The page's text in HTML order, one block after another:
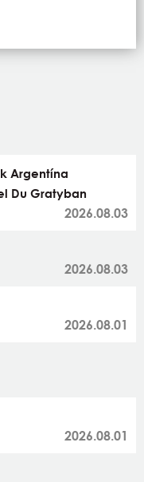
Argentína
Du Gratyban
2026.08.03
2026.08.03
2026.08.01
2026.08.01